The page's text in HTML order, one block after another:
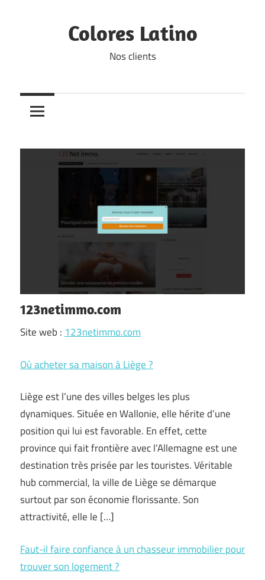
Colores Latino
Nos clients
123netimmo.com
Site web : 123netimmo.com
Où acheter sa maison à Liège ?
Liège est l’une des villes belges les plus
dynamiques. Située en Wallonie, elle hérite d’une
position qui lui est favorable. En effet, cette
province qui fait frontière avec l’Allemagne est une
destination très prisée par les touristes. Véritable
hub commercial, la ville de Liège se démarque
surtout par son économie florissante. Son
attractivité, elle le […]
Faut-il faire confiance à un chasseur immobilier pour
trouver son logement ?